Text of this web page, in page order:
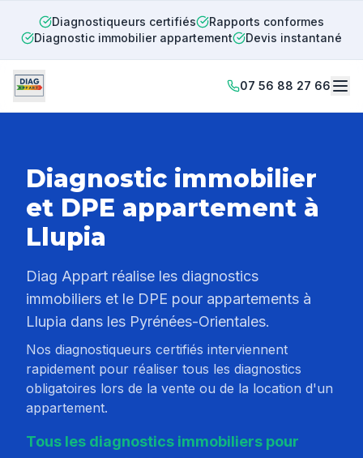
Diagnostiqueurs certifiés
Rapports conformes
Diagnostic immobilier appartement
Devis instantané
07 56 88 27 66
Diagnostic immobilier
et DPE appartement à
Llupia
Diag Appart réalise les diagnostics
immobiliers et le DPE pour appartements à
Llupia dans les Pyrénées-Orientales.
Nos diagnostiqueurs certifiés interviennent
rapidement pour réaliser tous les diagnostics
obligatoires lors de la vente ou de la location d'un
appartement.
Tous les diagnostics immobiliers pour